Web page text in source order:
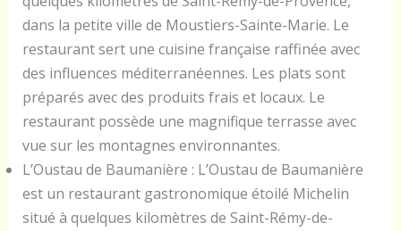
dans la petite ville de Moustiers-Sainte-Marie. Le
restaurant sert une cuisine française raffinée avec
des influences méditerranéennes. Les plats sont
préparés avec des produits frais et locaux. Le
restaurant possède une magnifique terrasse avec
vue sur les montagnes environnantes.
L’Oustau de Baumanière : L’Oustau de Baumanière
est un restaurant gastronomique étoilé Michelin
situé à quelques kilomètres de Saint-Rémy-de-